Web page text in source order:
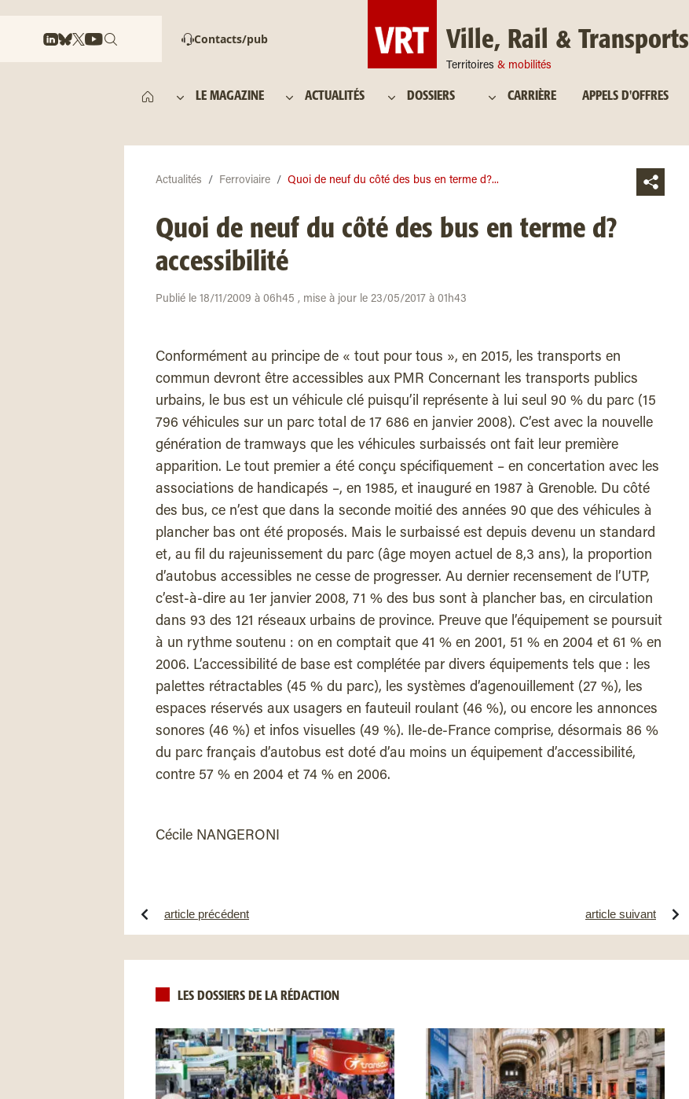
Contacts/pub Ville, Rail & Transports
Territoires & mobilités
LE MAGAZINE ACTUALITÉS DOSSIERS CARRIÈRE APPELS D'OFFRES
Actualités Ferroviaire Quoi de neuf du côté des bus en terme d?...
Quoi de neuf du côté des bus en terme d?
accessibilité
Publié le 18/11/2009 à 06h45 , mise à jour le 23/05/2017 à 01h43
Conformément au principe de « tout pour tous », en 2015, les transports en
commun devront être accessibles aux PMR Concernant les transports publics
urbains, le bus est un véhicule clé puisqu’il représente à lui seul 90 % du parc (15
796 véhicules sur un parc total de 17 686 en janvier 2008). C’est avec la nouvelle
génération de tramways que les véhicules surbaissés ont fait leur première
apparition. Le tout premier a été conçu spécifiquement – en concertation avec les
associations de handicapés –, en 1985, et inauguré en 1987 à Grenoble. Du côté
des bus, ce n’est que dans la seconde moitié des années 90 que des véhicules à
plancher bas ont été proposés. Mais le surbaissé est depuis devenu un standard
et, au fil du rajeunissement du parc (âge moyen actuel de 8,3 ans), la proportion
d’autobus accessibles ne cesse de progresser. Au dernier recensement de l’UTP,
c’est-à-dire au 1er janvier 2008, 71 % des bus sont à plancher bas, en circulation
dans 93 des 121 réseaux urbains de province. Preuve que l’équipement se poursuit
à un rythme soutenu : on en comptait que 41 % en 2001, 51 % en 2004 et 61 % en
2006. L’accessibilité de base est complétée par divers équipements tels que : les
palettes rétractables (45 % du parc), les systèmes d’agenouillement (27 %), les
espaces réservés aux usagers en fauteuil roulant (46 %), ou encore les annonces
sonores (46 %) et infos visuelles (49 %). Ile-de-France comprise, désormais 86 %
du parc français d’autobus est doté d’au moins un équipement d’accessibilité,
contre 57 % en 2004 et 74 % en 2006.
Cécile NANGERONI
article précédent article suivant
LES DOSSIERS DE LA RÉDACTION